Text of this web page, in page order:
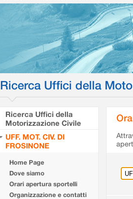
Ricerca Uffici della
Ricerca Uffici della
Motorizzazione Civile
UFF. MOT. CIV. DI
FROSINONE
Home Page
Dove siamo
Orari apertura sportelli
Organizzazione e contatti